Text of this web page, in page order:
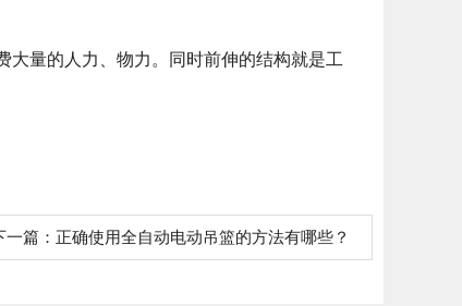
量的人力、物力。同时前伸的结构就是工
一篇： 正确使用全自动电动吊篮的方法有哪些？